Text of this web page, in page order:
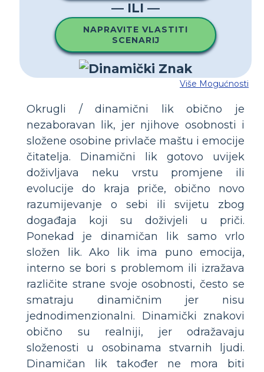
— ILI —
NAPRAVITE VLASTITI
SCENARIJ
Više Mogućnosti
Okrugli / dinamični lik obično je
nezaboravan lik, jer njihove osobnosti i
složene osobine privlače maštu i emocije
čitatelja. Dinamični lik gotovo uvijek
doživljava neku vrstu promjene ili
evolucije do kraja priče, obično novo
razumijevanje o sebi ili svijetu zbog
događaja koji su doživjeli u priči.
Ponekad je dinamičan lik samo vrlo
složen lik. Ako lik ima puno emocija,
interno se bori s problemom ili izražava
različite strane svoje osobnosti, često se
smatraju dinamičnim jer nisu
jednodimenzionalni. Dinamički znakovi
obično su realniji, jer odražavaju
složenosti u osobinama stvarnih ljudi.
Dinamičan lik također ne mora biti